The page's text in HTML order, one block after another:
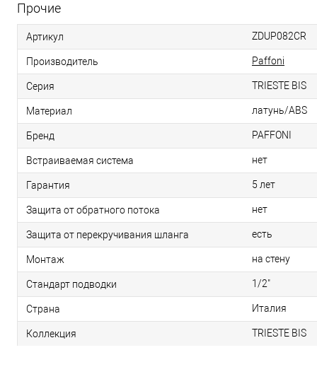
Прочие
Артикул ZDUP082CR
Производитель Paffoni
Серия TRIESTE BIS
Материал латунь/ABS
Бренд PAFFONI
Встраиваемая система нет
Гарантия 5 лет
Защита от обратного потока нет
Защита от перекручивания шланга есть
Монтаж на стену
Стандарт подводки 1/2"
Страна Италия
Коллекция TRIESTE BIS